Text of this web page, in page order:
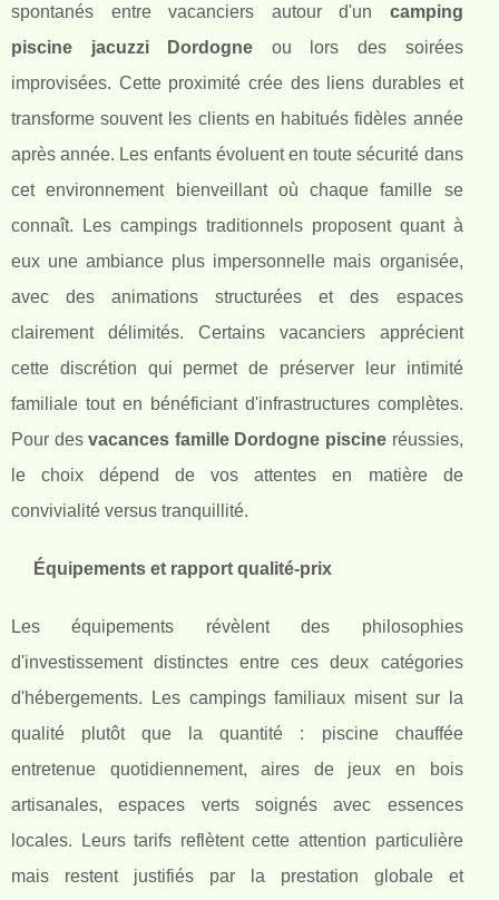
spontanés entre vacanciers autour d'un camping
piscine jacuzzi Dordogne ou lors des soirées
improvisées. Cette proximité crée des liens durables et
transforme souvent les clients en habitués fidèles année
après année. Les enfants évoluent en toute sécurité dans
cet environnement bienveillant où chaque famille se
connaît. Les campings traditionnels proposent quant à
eux une ambiance plus impersonnelle mais organisée,
avec des animations structurées et des espaces
clairement délimités. Certains vacanciers apprécient
cette discrétion qui permet de préserver leur intimité
familiale tout en bénéficiant d'infrastructures complètes.
Pour desvacances famille Dordogne piscine réussies,
le choix dépend de vos attentes en matière de
convivialité versus tranquillité.
Équipements et rapport qualité-prix
Les équipements révèlent des philosophies
d'investissement distinctes entre ces deux catégories
d'hébergements. Les campings familiaux misent sur la
qualité plutôt que la quantité : piscine chauffée
entretenue quotidiennement, aires de jeux en bois
artisanales, espaces verts soignés avec essences
locales. Leurs tarifs reflètent cette attention particulière
mais restent justifiés par la prestation globale et